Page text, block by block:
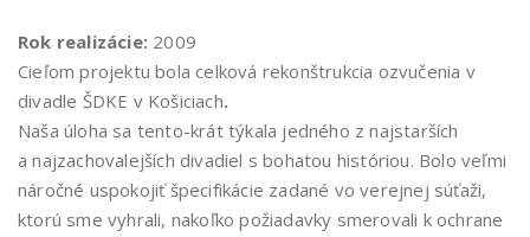
Rok realizácie: 2009
Cieľom projektu bola celková rekonštrukcia ozvučenia v
divadle ŠDKE v Košiciach.
Naša úloha sa tento-krát týkala jedného z najstarších
a najzachovalejších divadiel s bohatou históriou. Bolo veľmi
náročné uspokojiť špecifikácie zadané vo verejnej súťaži,
ktorú sme vyhrali, nakoľko požiadavky smerovali k ochrane